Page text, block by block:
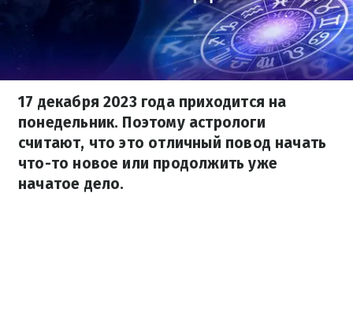
17 декабря 2023 года приходится на
понедельник. Поэтому астрологи
считают, что это отличный повод начать
что-то новое или продолжить уже
начатое дело.